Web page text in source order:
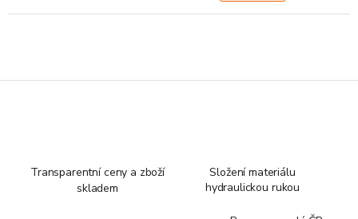
Transparentní ceny a zboží
skladem
Složení materiálu
hydraulickou rukou